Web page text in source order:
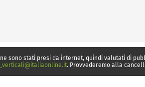
sono stati presi da internet, quindi valutati di
. Provvederemo alla